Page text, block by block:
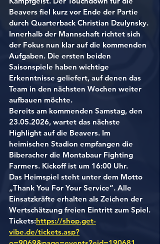
Beavers fiel kurz vor Ende der Partie
durch Quarterback Christian Dzulynsky.
Innerhalb der Mannschaft richtet sich
der Fokus nun klar auf die kommenden
Aufgaben. Die ersten beiden
Saisonspiele haben wichtige
Erkenntnisse geliefert, auf denen das
Team in den nächsten Wochen weiter
aufbauen möchte.
Bereits am kommenden Samstag, den
23.05.2026, wartet das nächste
Highlight auf die Beavers. Im
heimischen Stadion empfangen die
Biberacher die Montabaur Fighting
Farmers. Kickoff ist um 16:00 Uhr.
Das Heimspiel steht unter dem Motto
„Thank You For Your Service“. Alle
Einsatzkräfte erhalten als Zeichen der
Wertschätzung freien Eintritt zum Spiel.
Tickets:https://shop.get-
vibe.de/tickets.asp?